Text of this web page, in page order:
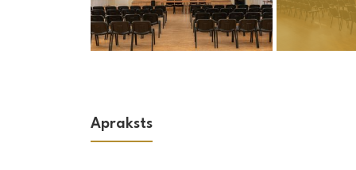
Apraksts